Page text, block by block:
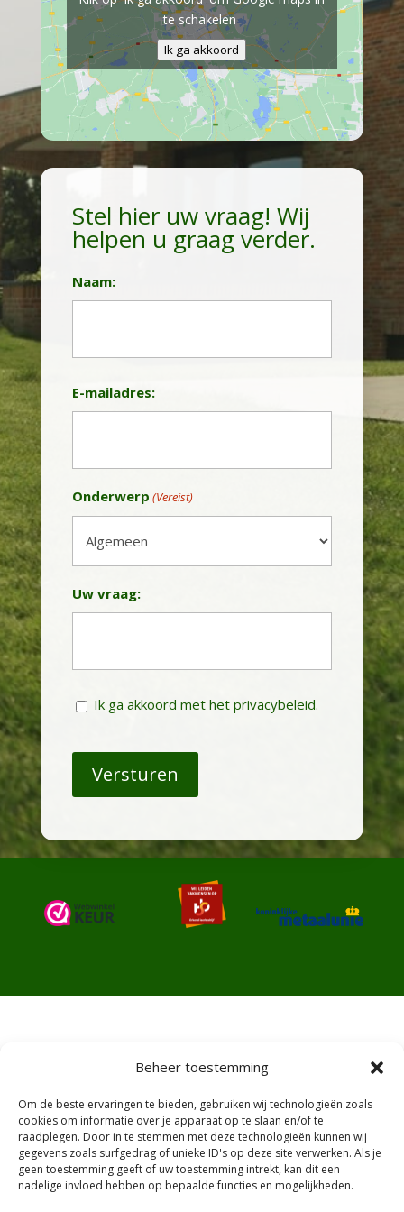
Beheer toestemming
Om de beste ervaringen te bieden, gebruiken wij technologieën zoals
cookies om informatie over je apparaat op te slaan en/of te
raadplegen. Door in te stemmen met deze technologieën kunnen wij
gegevens zoals surfgedrag of unieke ID's op deze site verwerken. Als je
geen toestemming geeft of uw toestemming intrekt, kan dit een
nadelige invloed hebben op bepaalde functies en mogelijkheden.
te schakelen
Ik ga akkoord
Stel hier uw vraag! Wij
helpen u graag verder.
Naam:
E-mailadres:
Onderwerp (Vereist)
Uw vraag:
Instemming
Ik ga akkoord met het privacybeleid.
Algemene voorwaarden
Ruilen en retourneren
Privacy and Policy